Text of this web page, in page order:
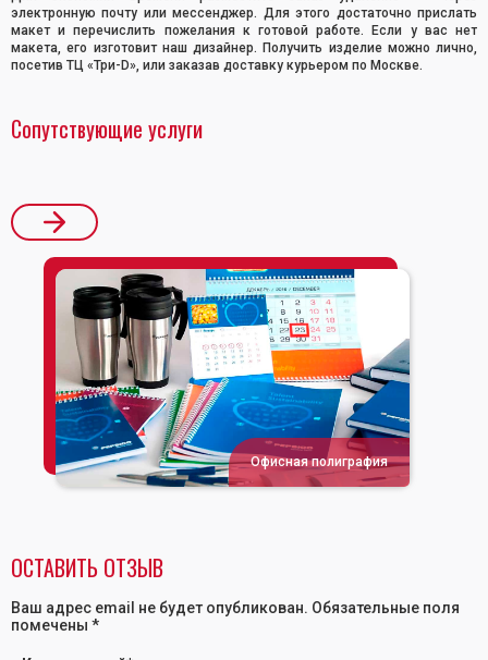
электронную почту или мессенджер. Для этого достаточно прислать
макет и перечислить пожелания к готовой работе. Если у вас нет
макета, его изготовит наш дизайнер. Получить изделие можно лично,
посетив ТЦ «Три-D», или заказав доставку курьером по Москве.
Сопутствующие услуги
Офисная полиграфия
ОСТАВИТЬ ОТЗЫВ
Ваш адрес email не будет опубликован. Обязательные поля
помечены *